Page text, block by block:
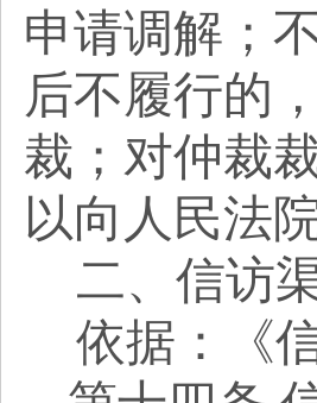
申请调解；
后不履行的
裁；对仲裁
以向人民法
二、信访
依据：《